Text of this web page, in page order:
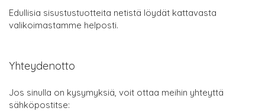
Edullisia sisustustuotteita netistä löydät kattavasta
valikoimastamme helposti.
Yhteydenotto
Jos sinulla on kysymyksiä, voit ottaa meihin yhteyttä
sähköpostitse: